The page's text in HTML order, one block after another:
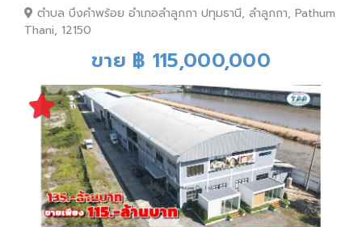
ตำบล บึงคำพร้อย อำเภอลำลูกกา ปทุมธานี, ลำลูกกา, Pathum
Thani, 12150
ขาย ฿ 115,000,000